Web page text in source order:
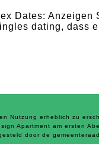
Dates:
dating, dass
Nutzung erheblich zu
Apartment am ersten
door de gemeenteraad